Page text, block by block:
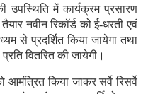
उपस्थिति में कार्यक्रम प्रसारण
नवीन रिकॉर्ड को ई-धरती एवं
से प्रदर्शित किया जायेगा तथा
वितरित की जायेगी।
आमंत्रित किया जाकर सर्वे रिसर्वे